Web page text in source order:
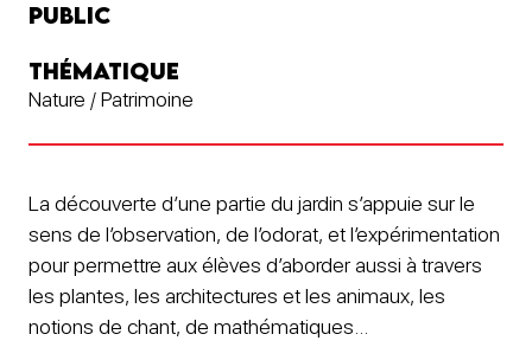
PUBLIC
THÉMATIQUE
Nature / Patrimoine
La découverte d’une partie du jardin s’appuie sur le
sens de l’observation, de l’odorat, et l’expérimentation
pour permettre aux élèves d’aborder aussi à travers
les plantes, les architectures et les animaux, les
notions de chant, de mathématiques…